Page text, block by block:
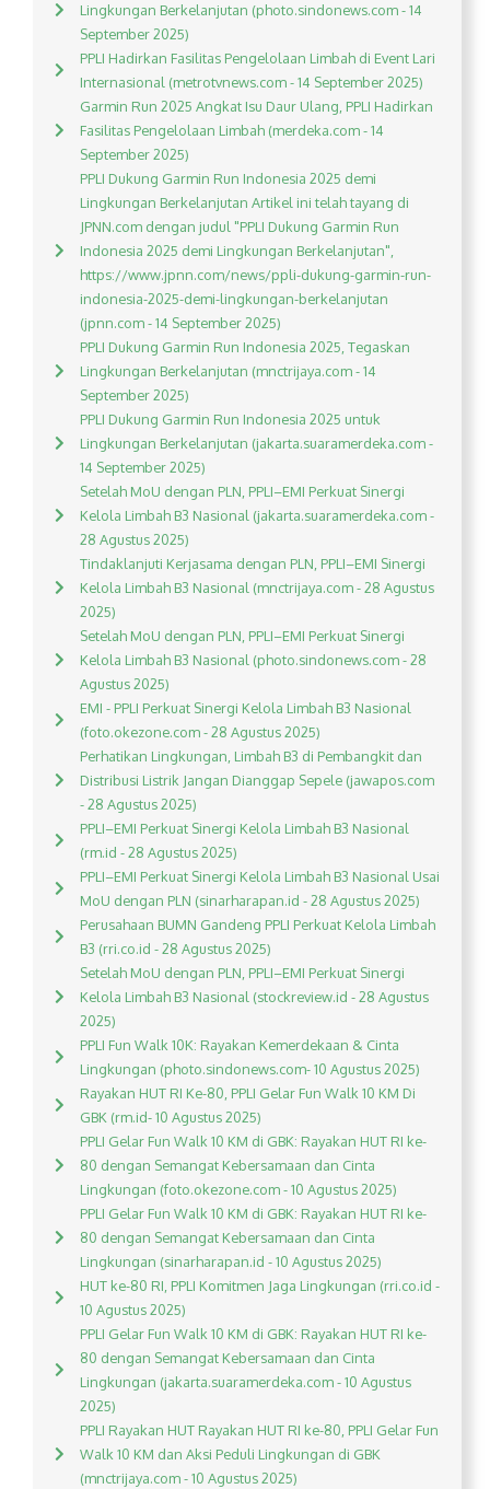
Lingkungan Berkelanjutan (photo.sindonews.com - 14
September 2025)
PPLI Hadirkan Fasilitas Pengelolaan Limbah di Event Lari
Internasional (metrotvnews.com - 14 September 2025)
Garmin Run 2025 Angkat Isu Daur Ulang, PPLI Hadirkan
Fasilitas Pengelolaan Limbah (merdeka.com - 14
September 2025)
PPLI Dukung Garmin Run Indonesia 2025 demi
Lingkungan Berkelanjutan Artikel ini telah tayang di
JPNN.com dengan judul "PPLI Dukung Garmin Run
Indonesia 2025 demi Lingkungan Berkelanjutan",
https://www.jpnn.com/news/ppli-dukung-garmin-run-
indonesia-2025-demi-lingkungan-berkelanjutan
(jpnn.com - 14 September 2025)
PPLI Dukung Garmin Run Indonesia 2025, Tegaskan
Lingkungan Berkelanjutan (mnctrijaya.com - 14
September 2025)
PPLI Dukung Garmin Run Indonesia 2025 untuk
Lingkungan Berkelanjutan (jakarta.suaramerdeka.com -
14 September 2025)
Setelah MoU dengan PLN, PPLI–EMI Perkuat Sinergi
Kelola Limbah B3 Nasional (jakarta.suaramerdeka.com -
28 Agustus 2025)
Tindaklanjuti Kerjasama dengan PLN, PPLI–EMI Sinergi
Kelola Limbah B3 Nasional (mnctrijaya.com - 28 Agustus
2025)
Setelah MoU dengan PLN, PPLI–EMI Perkuat Sinergi
Kelola Limbah B3 Nasional (photo.sindonews.com - 28
Agustus 2025)
EMI - PPLI Perkuat Sinergi Kelola Limbah B3 Nasional
(foto.okezone.com - 28 Agustus 2025)
Perhatikan Lingkungan, Limbah B3 di Pembangkit dan
Distribusi Listrik Jangan Dianggap Sepele (jawapos.com
- 28 Agustus 2025)
PPLI–EMI Perkuat Sinergi Kelola Limbah B3 Nasional
(rm.id - 28 Agustus 2025)
PPLI–EMI Perkuat Sinergi Kelola Limbah B3 Nasional Usai
MoU dengan PLN (sinarharapan.id - 28 Agustus 2025)
Perusahaan BUMN Gandeng PPLI Perkuat Kelola Limbah
B3 (rri.co.id - 28 Agustus 2025)
Setelah MoU dengan PLN, PPLI–EMI Perkuat Sinergi
Kelola Limbah B3 Nasional (stockreview.id - 28 Agustus
2025)
PPLI Fun Walk 10K: Rayakan Kemerdekaan & Cinta
Lingkungan (photo.sindonews.com- 10 Agustus 2025)
Rayakan HUT RI Ke-80, PPLI Gelar Fun Walk 10 KM Di
GBK (rm.id- 10 Agustus 2025)
PPLI Gelar Fun Walk 10 KM di GBK: Rayakan HUT RI ke-
80 dengan Semangat Kebersamaan dan Cinta
Lingkungan (foto.okezone.com - 10 Agustus 2025)
PPLI Gelar Fun Walk 10 KM di GBK: Rayakan HUT RI ke-
80 dengan Semangat Kebersamaan dan Cinta
Lingkungan (sinarharapan.id - 10 Agustus 2025)
HUT ke-80 RI, PPLI Komitmen Jaga Lingkungan (rri.co.id -
10 Agustus 2025)
PPLI Gelar Fun Walk 10 KM di GBK: Rayakan HUT RI ke-
80 dengan Semangat Kebersamaan dan Cinta
Lingkungan (jakarta.suaramerdeka.com - 10 Agustus
2025)
PPLI Rayakan HUT Rayakan HUT RI ke-80, PPLI Gelar Fun
Walk 10 KM dan Aksi Peduli Lingkungan di GBK
(mnctrijaya.com - 10 Agustus 2025)